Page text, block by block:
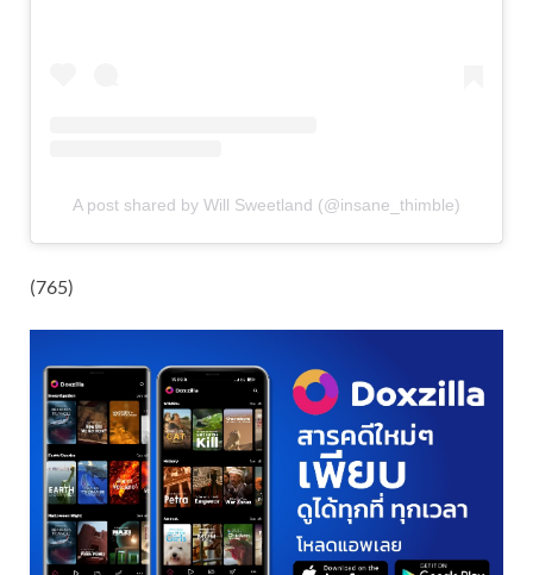
A post shared by Will Sweetland (@insane_thimble)
(765)